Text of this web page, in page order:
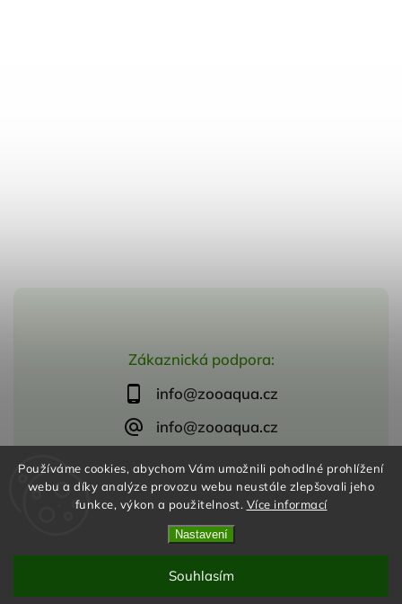
Používáme cookies, abychom Vám umožnili pohodlné prohlížení
webu a díky analýze provozu webu neustále zlepšovali jeho
funkce, výkon a použitelnost. Více informací
Nastavení
Souhlasím
Zákaznická podpora:
info@zooaqua.cz
info@zooaqua.cz
Copyright 2026ZooAqua, s.r.o. Všechna práva vyhrazena.
VytvořilShoptet| Design